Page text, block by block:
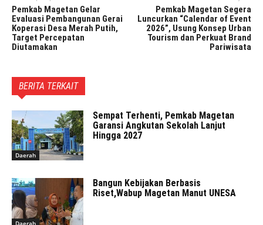
Pemkab Magetan Gelar
Evaluasi Pembangunan Gerai
Koperasi Desa Merah Putih,
Target Percepatan
Diutamakan
Pemkab Magetan Segera
Luncurkan “Calendar of Event
2026”, Usung Konsep Urban
Tourism dan Perkuat Brand
Pariwisata
BERITA TERKAIT
Daerah
Sempat Terhenti, Pemkab Magetan
Garansi Angkutan Sekolah Lanjut
Hingga 2027
Daerah
Bangun Kebijakan Berbasis
Riset,Wabup Magetan Manut UNESA